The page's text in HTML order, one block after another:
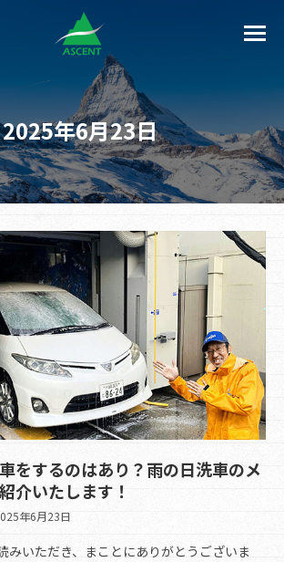
2025年6月23日
をするのはあり？雨の日洗車のメ
介いたします！
年6月23日
みいただき、まことにありがとうございま